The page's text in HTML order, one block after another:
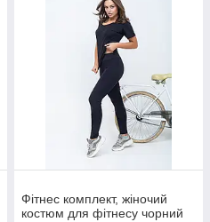
Фітнес комплект, жіночий
костюм для фітнесу чорний